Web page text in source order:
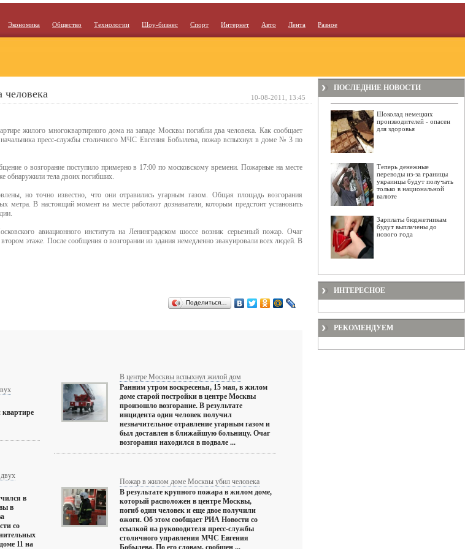
Экономика Общество Технологии Шоу-бизнес Спорт Интернет Авто Лента Разное
жилого многоквартирного дома на западе Москвы погибли два человека. Как сообщает
начальника пресс-службы столичного МЧС Евгения Бобылева, пожар вспыхнул в доме № 3 по
о возгорание поступило примерно в 17:00 по московскому времени. Пожарные на месте
обнаружили тела двоих погибших.
но точно известно, что они отравились угарным газом. Общая площадь возгорания
метра. В настоящий момент на месте работают дознаватели, которым предстоит установить
авиационного института на Ленинградском шоссе возник серьезный пожар. Очаг
этаже. После сообщения о возгорании из здания немедленно эвакуировали всех людей. В
Поделиться…
квартире
В центре Москвы вспыхнул жилой дом
Ранним утром воскресенья, 15 мая, в жилом
доме старой постройки в центре Москвы
произошло возгорание. В результате
инцидента один человек получил
незначительное отравление угарным газом и
был доставлен в ближайшую больницу. Очаг
возгорания находился в подвале ...
в
в
со
11 на
Пожар в жилом доме Москвы убил человека
В результате крупного пожара в жилом доме,
который расположен в центре Москвы,
погиб один человек и еще двое получили
ожоги. Об этом сообщает РИА Новости со
ссылкой на руководителя пресс-службы
столичного управления МЧС Евгения
Бобылева. По его словам, сообщен ...
10-08-2011, 13:45
ПОСЛЕДНИЕ НОВОСТИ
Шоколад немецких
производителей - опасен
для здоровья
Теперь денежные
переводы из-за границы
украинцы будут получать
только в национальной
валюте
Зарплаты бюджетникам
будут выплачены до
нового года
ИНТЕРЕСНОЕ
РЕКОМЕНДУЕМ